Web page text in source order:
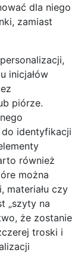
dla niego
zamiast
inicjałów
piórze.
identyfikacji
również
można
materiału czy
„szyty na
że zostanie
troski i